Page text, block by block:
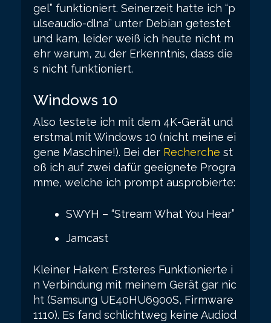
gel” funktioniert. Seinerzeit hatte ich “p
ulseaudio-dlna” unter Debian getestet
und kam, leider weiß ich heute nicht m
ehr warum, zu der Erkenntnis, dass die
s nicht funktioniert.
Windows 10
Also testete ich mit dem 4K-Gerät und
erstmal mit Windows 10 (nicht meine ei
gene Maschine!). Bei der Recherche st
oß ich auf zwei dafür geeignete Progra
mme, welche ich prompt ausprobierte:
SWYH – “Stream What You Hear”
Jamcast
Kleiner Haken: Ersteres Funktionierte i
n Verbindung mit meinem Gerät gar nic
ht (Samsung UE40HU6900S, Firmware
1110). Es fand schlichtweg keine Audiod